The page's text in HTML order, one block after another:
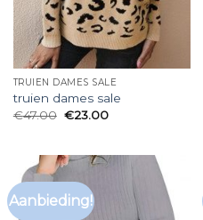
TRUIEN DAMES SALE
truien dames sale
€47.00 €23.00
Aanbieding!